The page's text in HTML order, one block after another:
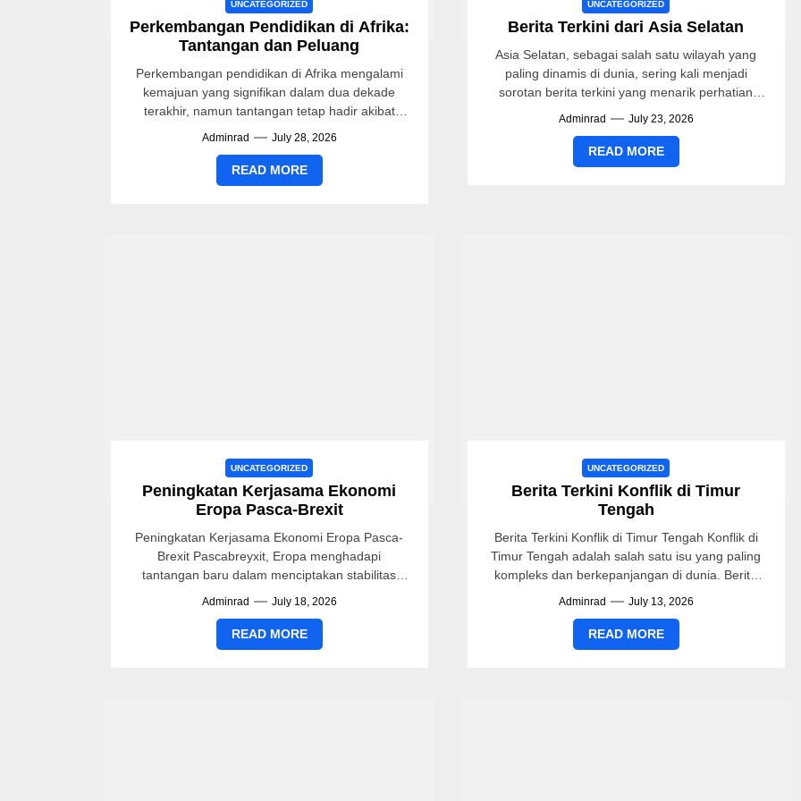
UNCATEGORIZED
Perkembangan Pendidikan di Afrika:
Tantangan dan Peluang
Perkembangan pendidikan di Afrika mengalami
kemajuan yang signifikan dalam dua dekade
terakhir, namun tantangan tetap hadir akibat
Adminrad July 28, 2026
READ MORE
UNCATEGORIZED
Berita Terkini dari Asia Selatan
Asia Selatan, sebagai salah satu wilayah yang
paling dinamis di dunia, sering kali menjadi
sorotan berita terkini yang menarik perhatian
Adminrad July 23, 2026
READ MORE
UNCATEGORIZED
Peningkatan Kerjasama Ekonomi
Eropa Pasca-Brexit
Peningkatan Kerjasama Ekonomi Eropa Pasca-
Brexit Pascabreyxit, Eropa menghadapi
tantangan baru dalam menciptakan stabilitas
meningkatkan hubungan...
Adminrad July 18, 2026
READ MORE
UNCATEGORIZED
Berita Terkini Konflik di Timur
Tengah
Berita Terkini Konflik di Timur Tengah Konflik di
Timur Tengah adalah salah satu isu yang paling
kompleks dan berkepanjangan di dunia. Berita
Adminrad July 13, 2026
READ MORE